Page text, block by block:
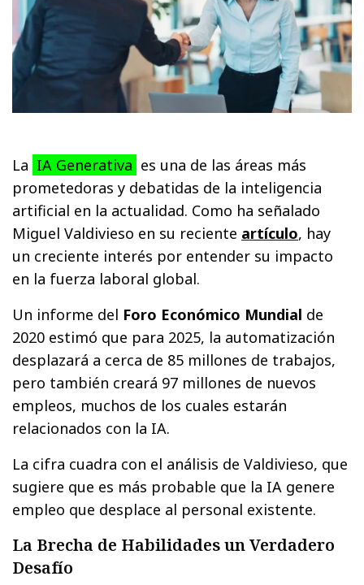
La IA Generativa es una de las áreas más
prometedoras y debatidas de la inteligencia
artificial en la actualidad. Como ha señalado
Miguel Valdivieso en su reciente artículo, hay
un creciente interés por entender su impacto
en la fuerza laboral global.
Un informe del Foro Económico Mundial de
2020 estimó que para 2025, la automatización
desplazará a cerca de 85 millones de trabajos,
pero también creará 97 millones de nuevos
empleos, muchos de los cuales estarán
relacionados con la IA.
La cifra cuadra con el análisis de Valdivieso, que
sugiere que es más probable que la IA genere
empleo que desplace al personal existente.
La Brecha de Habilidades un Verdadero
Desafío